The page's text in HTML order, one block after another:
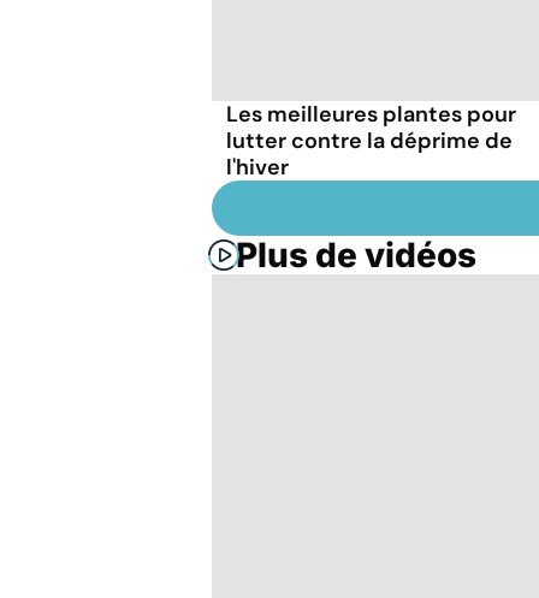
Les meilleures plantes pour
lutter contre la déprime de
l'hiver
Plus de vidéos